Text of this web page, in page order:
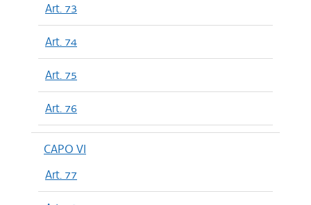
Art. 73
Art. 74
Art. 75
Art. 76
CAPO VI
Art. 77